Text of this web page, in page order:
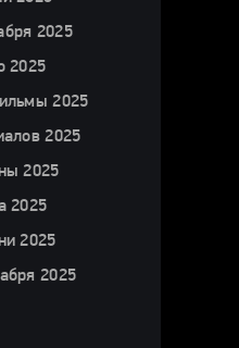
2025
2025
2025
2025
2025
2025
2025
2025